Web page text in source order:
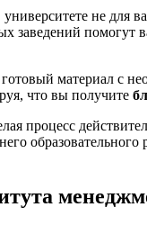
не для
заведений помогут
материал с
что вы получите
процесс
образовательного